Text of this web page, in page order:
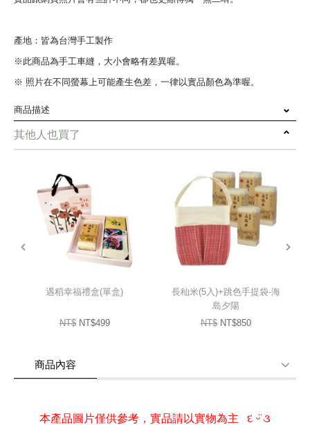
產地：皆為台灣手工製作
※此商品為手工車縫，大小會略有差異喔。
※ 照片在不同螢幕上可能產生色差，一律以實品顏色為準喔。
商品描述
遇稻幸福是一份揉合了土地芬芳與掌心溫度的禮盒
與南投庇護工場學員細心貼標的在地好茶
提袋則是家扶媽媽們在縫紉機前
重拾自信、一針一線織就的日常
送給重要的人，讓生活裡的米香與茶香
伴隨那份「閃閃發光」的勇敢，在每個平凡日子裡靜靜回甘
其他人也買了
遇稻幸福禮盒(單盒)
NT$ NT$499
長秈米(5入)+跳色手提袋-海
島夕陽
NT$ NT$850
商品內容
本產品圖片僅供參考，實品請以實物為主 દ ᵕ̈ ૩